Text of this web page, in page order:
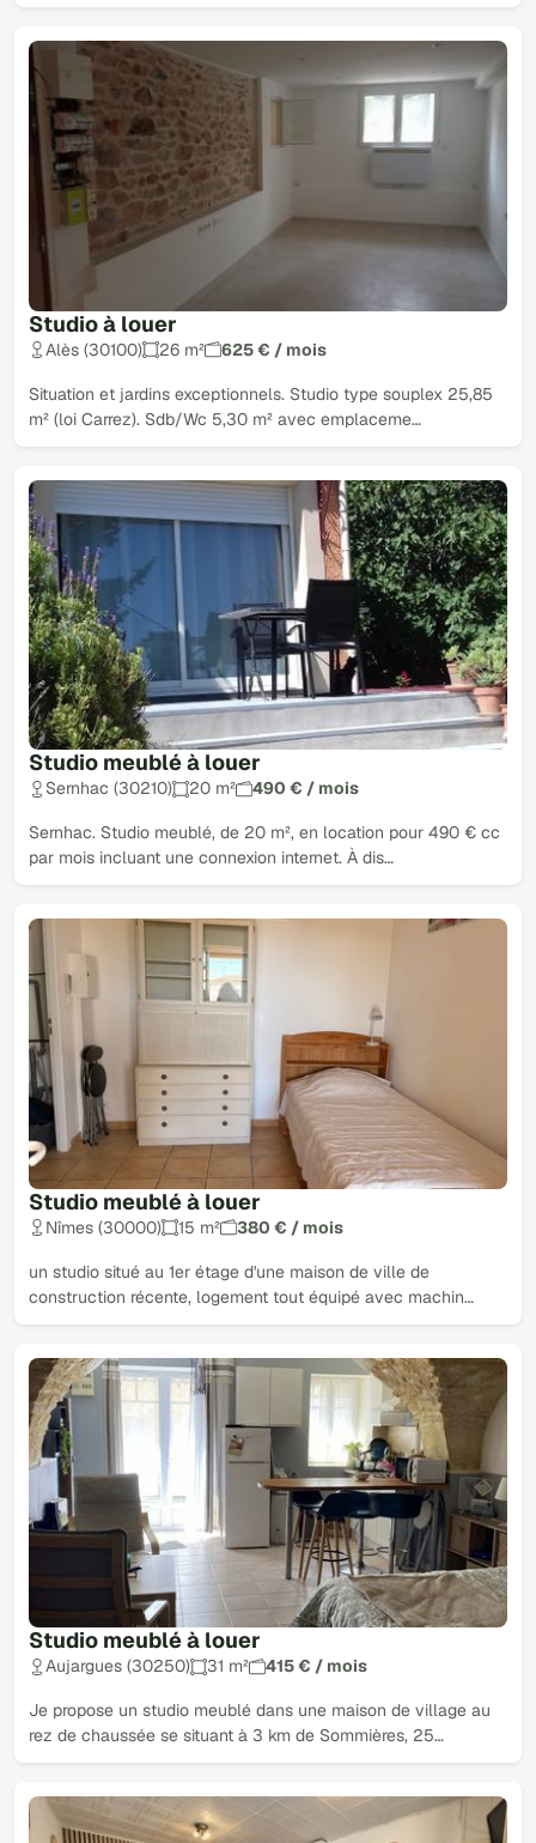
Studio à louer
Alès (30100) 26 m² 625 € / mois
Situation et jardins exceptionnels. Studio type souplex 25,85
m² (loi Carrez). Sdb/Wc 5,30 m² avec emplaceme…
Studio meublé à louer
Sernhac (30210) 20 m² 490 € / mois
Sernhac. Studio meublé, de 20 m², en location pour 490 € cc
par mois incluant une connexion internet. À dis…
Studio meublé à louer
Nîmes (30000) 15 m² 380 € / mois
un studio situé au 1er étage d'une maison de ville de
construction récente, logement tout équipé avec machin…
Studio meublé à louer
Aujargues (30250) 31 m² 415 € / mois
Je propose un studio meublé dans une maison de village au
rez de chaussée se situant à 3 km de Sommières, 25…